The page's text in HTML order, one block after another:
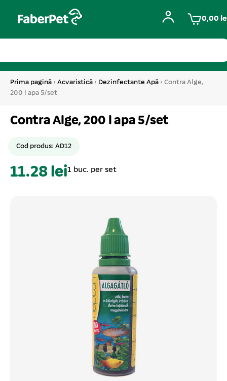
0,00
Prima pagină › Acvaristică › Dezinfectante Apă › Contra Alge,
200 l apa 5/set
Contra Alge, 200 l apa 5/set
Cod produs: AD12
11.28 lei1 buc. per set